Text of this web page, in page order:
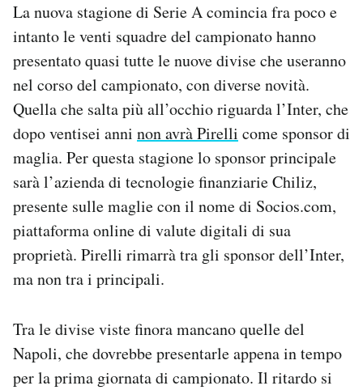
CALENDARIO
AREA PERSONALE
Area Personale
Newsletter
Hai bisogno di aiuto?
Esci
La nuova stagione di Serie A comincia fra poco e
intanto le venti squadre del campionato hanno
presentato quasi tutte le nuove divise che useranno
nel corso del campionato, con diverse novità.
Quella che salta più all’occhio riguarda l’Inter, che
dopo ventisei anni non avrà Pirelli come sponsor di
maglia. Per questa stagione lo sponsor principale
sarà l’azienda di tecnologie finanziarie Chiliz,
presente sulle maglie con il nome di Socios.com,
piattaforma online di valute digitali di sua
proprietà. Pirelli rimarrà tra gli sponsor dell’Inter,
ma non tra i principali.
Tra le divise viste finora mancano quelle del
Napoli, che dovrebbe presentarle appena in tempo
per la prima giornata di campionato. Il ritardo si